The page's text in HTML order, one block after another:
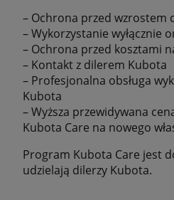
– Ochrona przed wzrostem
– Wykorzystanie wyłącznie
– Ochrona przed kosztami
– Kontakt z dilerem Kubota
– Profesjonalna obsługa
Kubota
– Wyższa przewidywana
Kubota Care na nowego
Program Kubota Care jest
udzielają dilerzy Kubota.